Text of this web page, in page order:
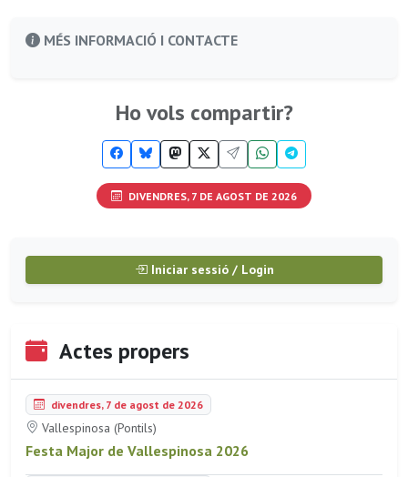
MÉS INFORMACIÓ I CONTACTE
Ho vols compartir?
DIVENDRES, 7 DE AGOST DE 2026
Iniciar sessió / Login
Actes propers
divendres, 7 de agost de 2026
Vallespinosa (Pontils)
Festa Major de Vallespinosa 2026